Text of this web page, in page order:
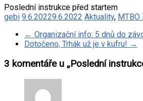
Poslední instrukce před startem
gebi 9.6.20229.6.2022 Aktuality,
← Organizační info: 5 dnů do
Dotočeno, Trhák už je v kufru! →
3 komentáře u „Poslední